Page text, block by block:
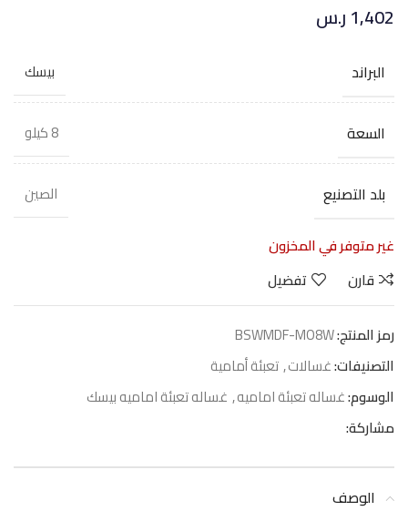
1,402ر.س
البراند بيسك
السعة 8 كيلو
بلد التصنيع
الصين
غير متوفر في المخزون
قارن
تفضيل
رمز المنتج:BSWMDF-MO8W
التصنيفات:غسالات,تعبئة أمامية
الوسوم:غساله تعبئة اماميه, غساله تعبئة اماميه بيسك
مشاركة:
الوصف